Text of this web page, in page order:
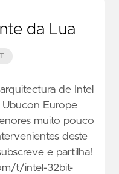
da Lua
de Intel
Europe
muito pouco
deste
e partilha!
t/intel-32bit-